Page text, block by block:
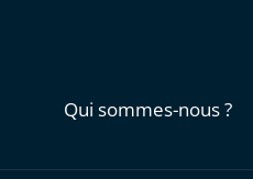
Qui sommes-nous ?